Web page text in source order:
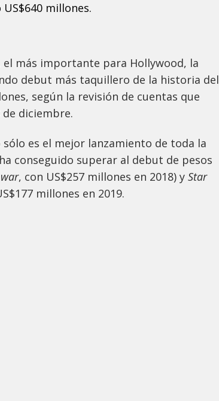
millones.
el más importante para Hollywood, la
debut más taquillero de la historia del
según la revisión de cuentas que
de diciembre.
sólo es el mejor lanzamiento de toda la
conseguido superar al debut de pesos
, con US$257 millones en 2018) y Star
millones en 2019.